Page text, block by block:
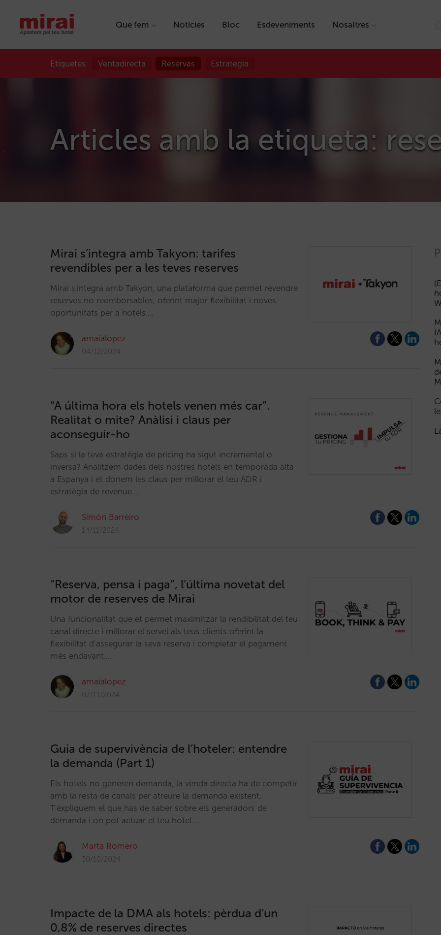
Que fem Notícies Bloc Esdeveniments Nosaltres
Etiquetes: Ventadirecta Reservas Estrategia
Articles amb la etiqueta:
Mirai s’integra amb Takyon: tarifes
revendibles per a les teves reserves
Mirai s'integra amb Takyon, una plataforma que permet revendre
reserves no reemborsables, oferint major flexibilitat i noves
oportunitats per a hotels.…
amaialopez
04/12/2024
“A última hora els hotels venen més car”.
Realitat o mite? Anàlisi i claus per
aconseguir-ho
Saps si la teva estratègia de pricing ha sigut incremental o
inversa? Analitzem dades dels nostres hotels en temporada alta
a Espanya i et donem les claus per millorar el teu ADR i
estratègia de revenue.…
Simón Barreiro
14/11/2024
“Reserva, pensa i paga”, l’última novetat del
motor de reserves de Mirai
Una funcionalitat que et permet maximitzar la rendibilitat del teu
canal directe i millorar el servei als teus clients oferint la
flexibilitat d’assegurar la seva reserva i completar el pagament
més endavant.…
amaialopez
07/11/2024
Guia de supervivència de l’hoteler: entendre
la demanda (Part 1)
Els hotels no generen demanda, la venda directa ha de competir
amb la resta de canals per atreure la demanda existent.
T'expliquem el que has de saber sobre els generadors de
demanda i on pot actuar el teu hotel.…
Marta Romero
30/10/2024
Impacte de la DMA als hotels: pèrdua d’un
0,8% de reserves directes